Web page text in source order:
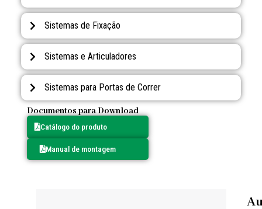
Sistemas de Fixação
Sistemas e Articuladores
Sistemas para Portas de Correr
Documentos para Download
Catálogo do produto
Manual de montagem